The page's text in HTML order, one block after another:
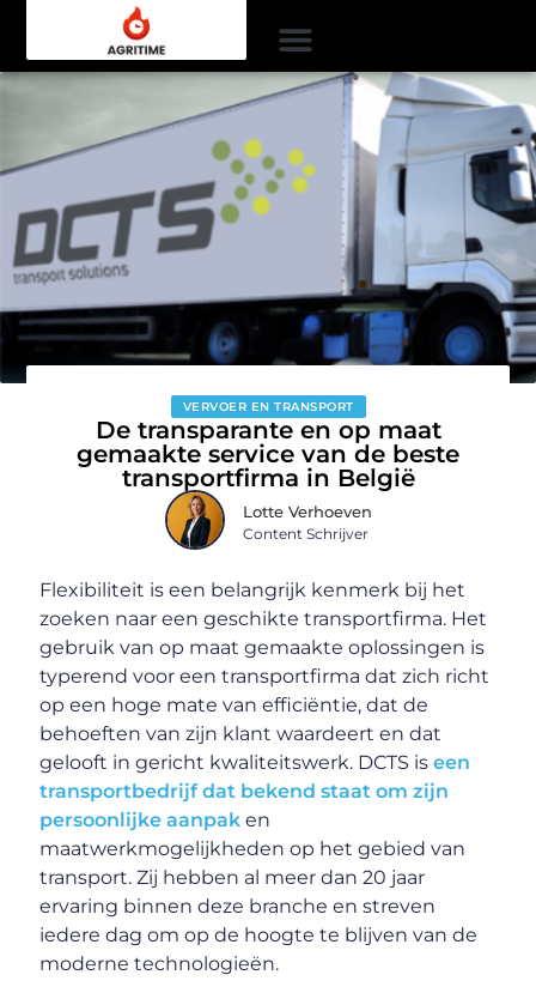
VERVOER EN TRANSPORT
De transparante en op maat
gemaakte service van de beste
transportfirma in België
Lotte Verhoeven
Content Schrijver
Flexibiliteit is een belangrijk kenmerk bij het
zoeken naar een geschikte transportfirma. Het
gebruik van op maat gemaakte oplossingen is
typerend voor een transportfirma dat zich richt
op een hoge mate van efficiëntie, dat de
behoeften van zijn klant waardeert en dat
gelooft in gericht kwaliteitswerk. DCTS iseen
transportbedrijf dat bekend staat om zijn
persoonlijke aanpak en
maatwerkmogelijkheden op het gebied van
transport. Zij hebben al meer dan 20 jaar
ervaring binnen deze branche en streven
iedere dag om op de hoogte te blijven van de
moderne technologieën.